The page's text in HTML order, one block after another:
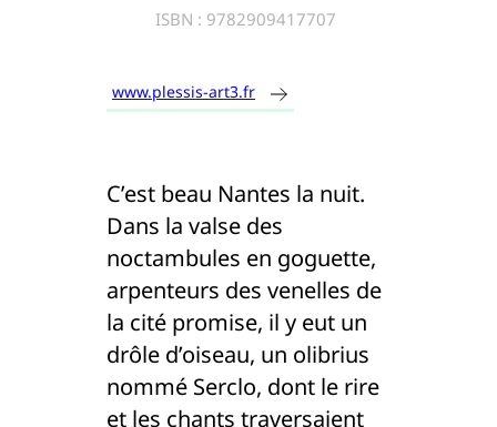
ISBN : 9782909417707
www.plessis-art3.fr
C’est beau Nantes la nuit.
Dans la valse des
noctambules en goguette,
arpenteurs des venelles de
la cité promise, il y eut un
drôle d’oiseau, un olibrius
nommé Serclo, dont le rire
et les chants traversaient